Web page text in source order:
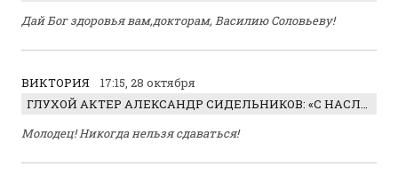
Дай Бог здоровья вам,докторам, Василию Соловьеву!
ВИКТОРИЯ
17:15, 28 октября
ГЛУХОЙ АКТЕР АЛЕКСАНДР СИДЕЛЬНИКОВ: «С НАСЛАЖДЕНИЕМ ИГРАЛ ОТРИЦАТЕЛЬНОГО ГЕРОЯ!»
Молодец! Никогда нельзя сдаваться!